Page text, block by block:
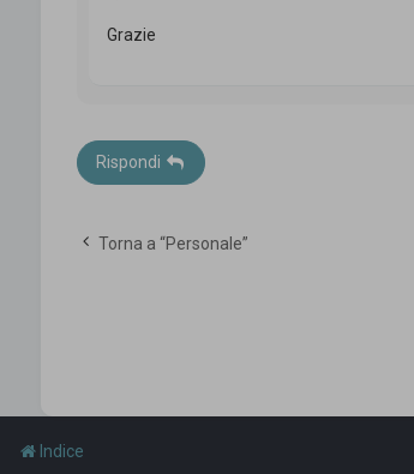
Grazie
Rispondi
Torna a “Personale”
Indice